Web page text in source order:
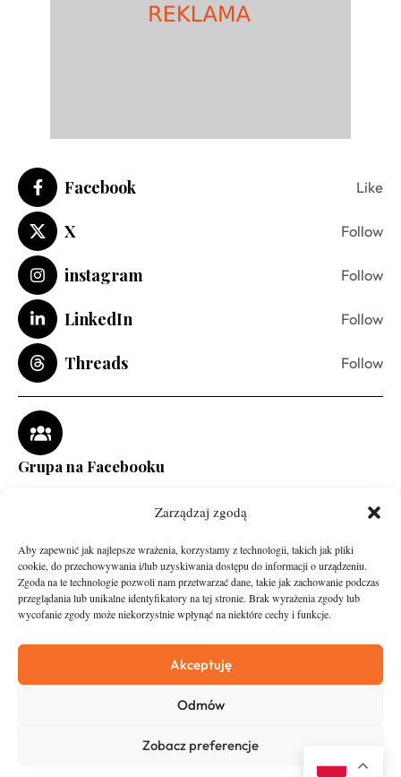
Zarządzaj zgodą
Aby zapewnić jak najlepsze wrażenia, korzystamy z technologii, takich jak pliki
cookie, do przechowywania i/lub uzyskiwania dostępu do informacji o urządzeniu.
Zgoda na te technologie pozwoli nam przetwarzać dane, takie jak zachowanie podczas
przeglądania lub unikalne identyfikatory na tej stronie. Brak wyrażenia zgody lub
wycofanie zgody może niekorzystnie wpłynąć na niektóre cechy i funkcje.
Akceptuję
Odmów
Zobacz preferencje
Facebook Like
X Follow
instagram Follow
LinkedIn Follow
Threads Follow
Grupa na Facebooku
Asfalt
O nas
Zostań Patronem
Kontakt